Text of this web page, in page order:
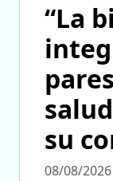
“La
su
08/08/